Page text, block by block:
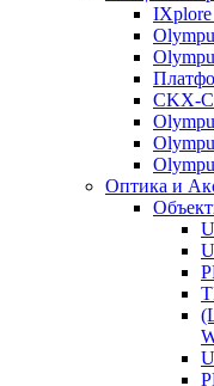
CKX-
Оптика и